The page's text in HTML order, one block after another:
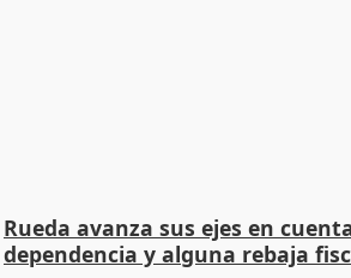
Rueda avanza sus ejes en
dependencia y alguna rebaja